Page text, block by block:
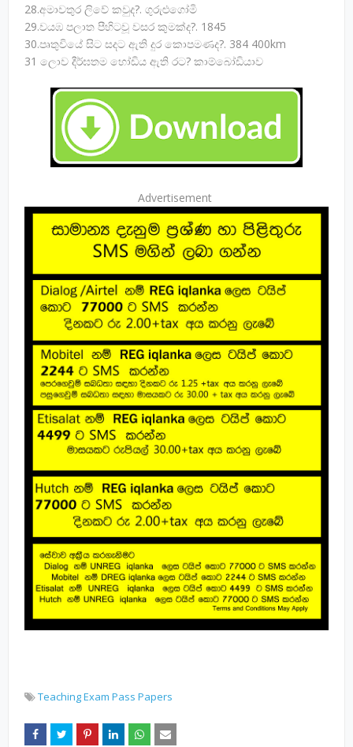
28.අමාවතුර ලිවේ කවුද?. ගුරුළුගෝමි
29.වයඹ පලාත පීහිටවූ වසර කුමක්ද?. 1845
30.පෘතුවියේ සිට සදට ඇති දුර කොපමණද?. 384 400km
31 ලොව දීර්ඝතම හෝඩිය ඇති රට? කාම්බෝඩියාව
Advertisement
Teaching Exam Pass Papers